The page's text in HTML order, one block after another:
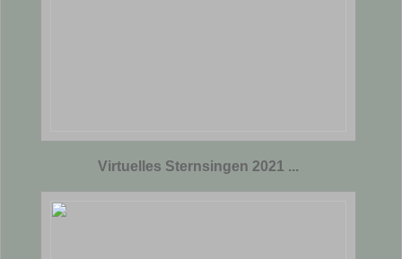
Virtuelles Sternsingen 2021 ...